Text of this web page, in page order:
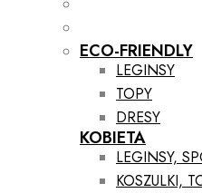
ECO-FRIENDLY
LEGINSY
TOPY
DRESY
KOBIETA
LEGINSY,
KOSZULKI,